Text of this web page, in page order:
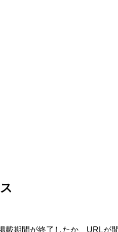
期間が終了したか、URLが